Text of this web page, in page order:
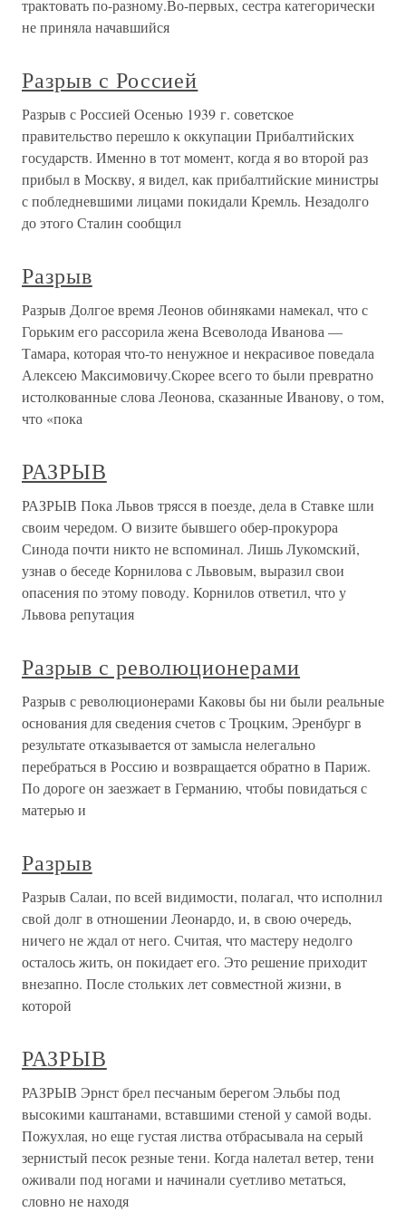
трактовать по-разному.Во-первых, сестра категорически
не приняла начавшийся
Разрыв с Россией
Разрыв с Россией Осенью 1939 г. советское
правительство перешло к оккупации Прибалтийских
государств. Именно в тот момент, когда я во второй раз
прибыл в Москву, я видел, как прибалтийские министры
с побледневшими лицами покидали Кремль. Незадолго
до этого Сталин сообщил
Разрыв
Разрыв Долгое время Леонов обиняками намекал, что с
Горьким его рассорила жена Всеволода Иванова —
Тамара, которая что-то ненужное и некрасивое поведала
Алексею Максимовичу.Скорее всего то были превратно
истолкованные слова Леонова, сказанные Иванову, о том,
что «пока
РАЗРЫВ
РАЗРЫВ Пока Львов трясся в поезде, дела в Ставке шли
своим чередом. О визите бывшего обер-прокурора
Синода почти никто не вспоминал. Лишь Лукомский,
узнав о беседе Корнилова с Львовым, выразил свои
опасения по этому поводу. Корнилов ответил, что у
Львова репутация
Разрыв с революционерами
Разрыв с революционерами Каковы бы ни были реальные
основания для сведения счетов с Троцким, Эренбург в
результате отказывается от замысла нелегально
перебраться в Россию и возвращается обратно в Париж.
По дороге он заезжает в Германию, чтобы повидаться с
матерью и
Разрыв
Разрыв Салаи, по всей видимости, полагал, что исполнил
свой долг в отношении Леонардо, и, в свою очередь,
ничего не ждал от него. Считая, что мастеру недолго
осталось жить, он покидает его. Это решение приходит
внезапно. После стольких лет совместной жизни, в
которой
РАЗРЫВ
РАЗРЫВ Эрнст брел песчаным берегом Эльбы под
высокими каштанами, вставшими стеной у самой воды.
Пожухлая, но еще густая листва отбрасывала на серый
зернистый песок резные тени. Когда налетал ветер, тени
оживали под ногами и начинали суетливо метаться,
словно не находя